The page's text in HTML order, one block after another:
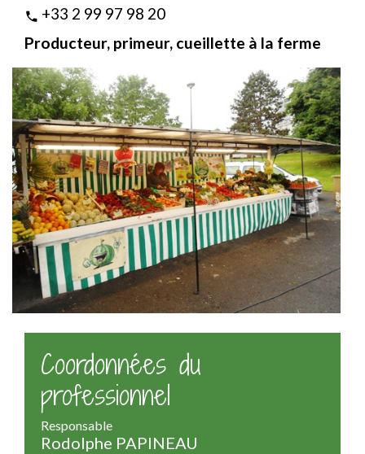
phone +33 2 99 97 98 20
Producteur, primeur, cueillette à la ferme
Coordonnées du
professionnel
Responsable
Rodolphe PAPINEAU